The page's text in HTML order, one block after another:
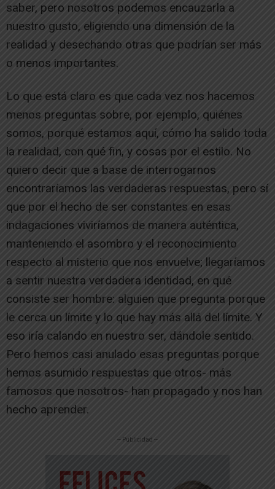
saber, pero nosotros podemos encauzarla a
nuestro gusto, eligiendo una dimensión de la
realidad y desechando otras que podrían ser más
o menos importantes.
Lo que está claro es que cada vez nos hacemos
menos preguntas sobre, por ejemplo, quiénes
somos, porqué estamos aquí, cómo ha salido toda
la realidad, con qué fin, y cosas por el estilo. No
quiero decir que a base de interrogarnos
encontraríamos las verdaderas respuestas, pero sí
que por el hecho de ser constantes en esas
indagaciones viviríamos de manera auténtica,
manteniendo el asombro y el reconocimiento
respecto al misterio que nos envuelve; llegaríamos
a sentir nuestra verdadera identidad, en qué
consiste ser hombre: alguien que pregunta porque
le cerca un límite y lo que hay más allá del límite. Y
eso iría calando en nuestro ser, dándole sentido.
Pero hemos casi anulado esas preguntas porque
hemos asumido respuestas que otros- más
famosos que nosotros- han propagado y nos han
hecho aprender.
-- Publicidad --